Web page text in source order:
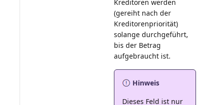
Kreditoren werden
(gereiht nach der
Kreditorenpriorität)
solange durchgeführt,
bis der Betrag
Hinweis
Dieses Feld ist nur